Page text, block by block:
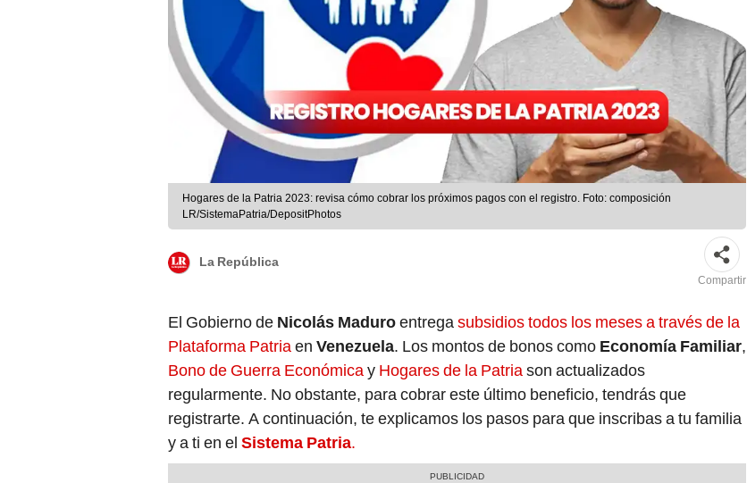
Hogares de la Patria 2023: revisa cómo cobrar los próximos pagos con el registro. Foto: composición
LR/SistemaPatria/DepositPhotos
La República
Compartir
El Gobierno de Nicolás Maduroentregasubsidios todos los meses a través de la
Plataforma Patriaen Venezuela. Los montos de bonos como Economía Familiar,
Bono de Guerra Económicay Hogares de la Patriason actualizados
regularmente. No obstante, para cobrar este último beneficio, tendrás que
registrarte. A continuación, te explicamos los pasos para que inscribas a tu familia
y a ti en el Sistema Patria.